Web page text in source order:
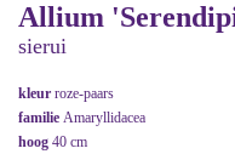
Allium
sierui
kleur roze-paars
familie Amaryllidacea
hoog 40 cm